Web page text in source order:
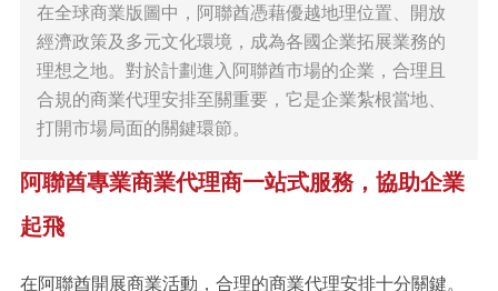
在全球商業版圖中，阿聯酋憑藉優越地理位置、開放
經濟政策及多元文化環境，成為各國企業拓展業務的
理想之地。對於計劃進入阿聯酋市場的企業，合理且
合規的商業代理安排至關重要，它是企業紮根當地、
打開市場局面的關鍵環節。
阿聯酋專業商業代理商一站式服務，協助企業
起飛
在阿聯酋開展商業活動，合理的商業代理安排十分關鍵。